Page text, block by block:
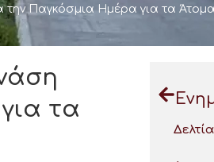
Παγκόσμια Ημέρα για τα
τα